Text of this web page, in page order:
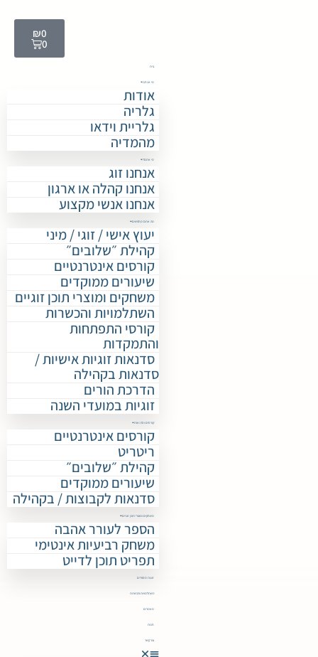
₪0
0
בית
מי אנחנו
אודות
גלריה
גלריית וידאו
מהמדיה
מי אתם?
אנחנו זוג
אנחנו קהלה או ארגון
אנחנו אנשי מקצוע
מה אתם מחפשים
יעוץ אישי / זוגי / מיני
קהילת ״שלובים״
קורסים אינטרנטיים
שיעורים ממוקדים
משחקים ומוצרי תוכן זוגיים
השתלמויות והכשרות
קורסי התפתחות
והתמקדות
סדנאות זוגיות אישיות /
סדנאות בקהילה
הדרכת הורים
זוגיות במועדי השנה
קורסים וסדנאות
קורסים אינטרנטיים
ריטריט
קהילת ״שלובים״
שיעורים ממוקדים
סדנאות לקבוצות / בקהילה
משחקים ומוצרי תוכן זוגיים
הספר לעורר אהבה
משחק רביעיות אינטימי
תפריט תוכן לדייט
זוגות מספרים
השתלמויות והכשרות
מאמרים
חנות
צור קשר